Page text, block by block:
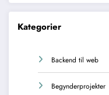
Kategorier
Backend til web
Begynderprojekter